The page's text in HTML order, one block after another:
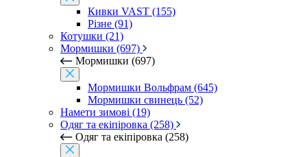
Кивки VAST (155)
Різне (91)
Котушки (21)
Мормишки (697)
Мормишки (697)
Мормишки Вольфрам (645)
Мормишки свинець (52)
Намети зимові (19)
Одяг та екіпіровка (258)
Одяг та екіпіровка (258)